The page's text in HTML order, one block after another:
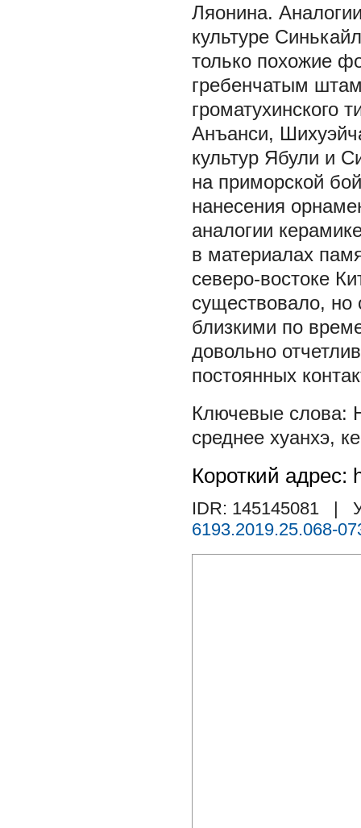
Ляонина.
культуре
только похожие
гребенчатым
громатухинского
Анъанси,
культур Ябули и
на приморской
нанесения
аналогии
в материалах
северо-востоке
существовало, но
близкими по
довольно
постоянных
среднее хуанхэ,
Короткий адрес:
IDR: 145145081
|
6193.2019.25.068-